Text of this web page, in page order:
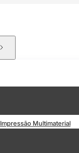
Impressão Multimaterial